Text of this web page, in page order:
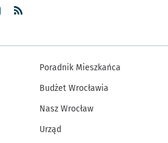
Poradnik Mieszkańca
Budżet Wrocławia
Nasz Wrocław
Urząd